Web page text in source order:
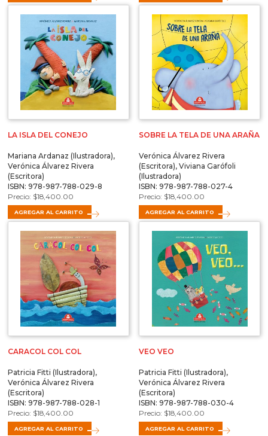
LA ISLA DEL CONEJO
Mariana Ardanaz (Ilustradora),
Verónica Álvarez Rivera
(Escritora)
ISBN: 978-987-788-029-8
$18,400.00
AGREGAR AL CARRITO
SOBRE LA TELA DE UNA ARAÑA
Verónica Álvarez Rivera
(Escritora), Viviana Garófoli
(Ilustradora)
ISBN: 978-987-788-027-4
$18,400.00
AGREGAR AL CARRITO
CARACOL COL COL
Patricia Fitti (Ilustradora),
Verónica Álvarez Rivera
(Escritora)
ISBN: 978-987-788-028-1
$18,400.00
AGREGAR AL CARRITO
VEO VEO
Patricia Fitti (Ilustradora),
Verónica Álvarez Rivera
(Escritora)
ISBN: 978-987-788-030-4
$18,400.00
AGREGAR AL CARRITO